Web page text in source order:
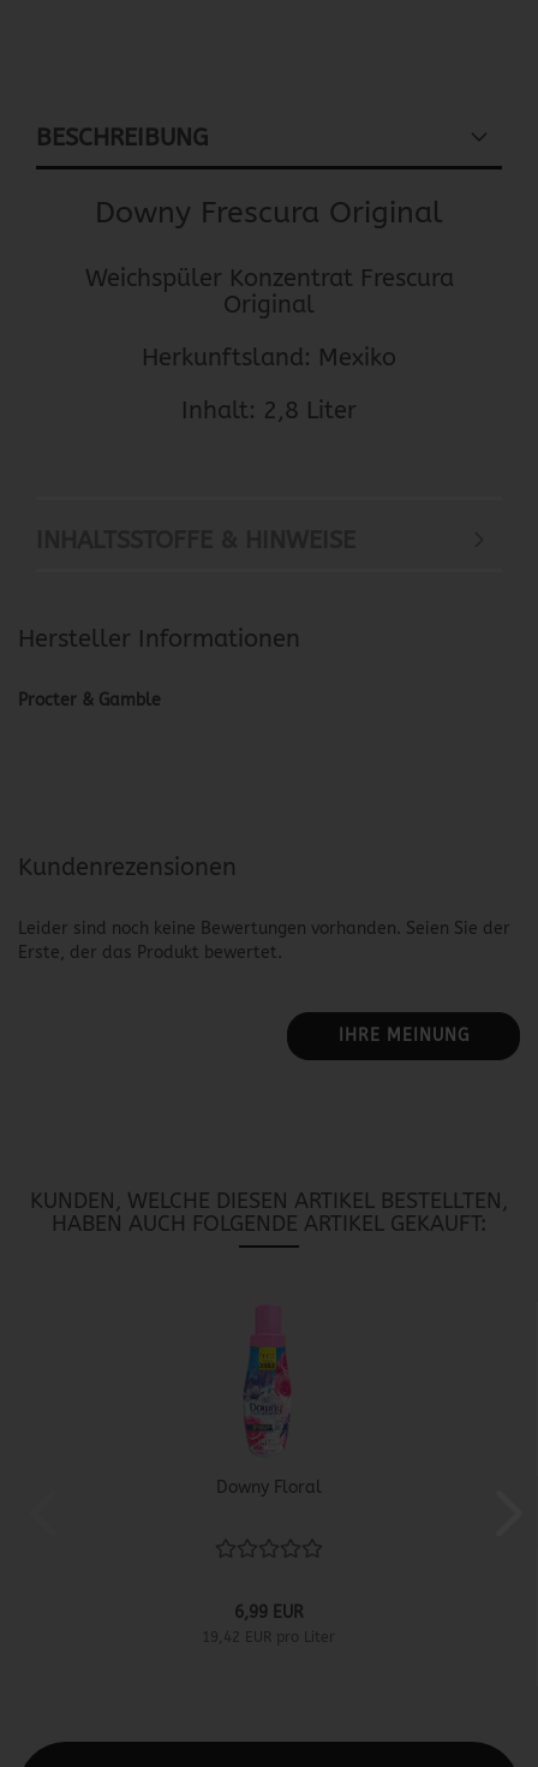
BESCHREIBUNG
Downy Frescura Original
Weichspüler Konzentrat Frescura
Original
Herkunftsland: Mexiko
Inhalt: 2,8 Liter
Hersteller Informationen
Procter & Gamble
Kundenrezensionen
Leider sind noch keine Bewertungen vorhanden. Seien Sie der
Erste, der das Produkt bewertet.
IHRE MEINUNG
KUNDEN, WELCHE DIESEN ARTIKEL BESTELLTEN,
HABEN AUCH FOLGENDE ARTIKEL GEKAUFT:
Downy Floral
6,99 EUR
19,42 EUR pro Liter